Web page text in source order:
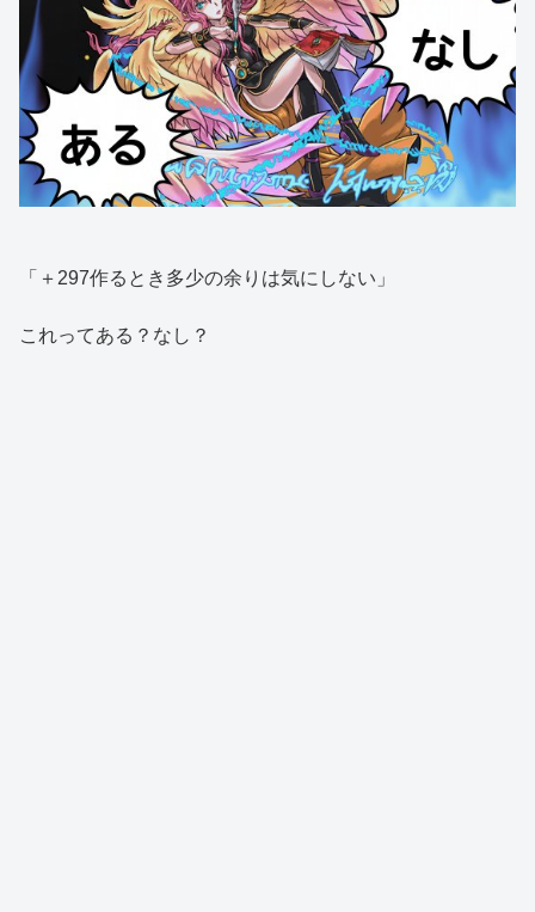
「＋297作るとき多少の余りは気にしない」
これってある？なし？